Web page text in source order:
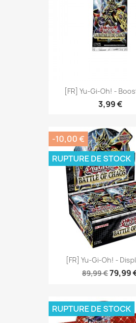
[FR] Yu-Gi-Oh! -
3,99 €
[FR] Yu-Gi-Oh! -
89,99 €79,99
-10,00 €
RUPTURE DE STOCK
RUPTURE DE STOCK